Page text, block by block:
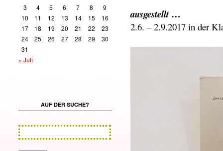
ausgestellt…
2.6. – 2.9.2017 in der
3 4 5 6 7 8
9
10
11 12 13 14 15
16
17
18 19 20 21 22
23
24
25 26 27 28 29
30
31
« Juli
AUF DER SUCHE?